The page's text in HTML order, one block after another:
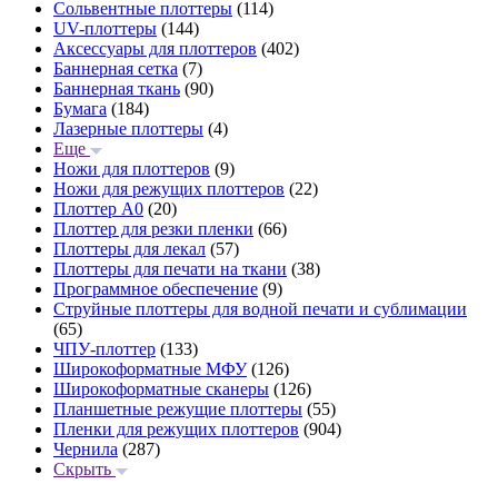
Сольвентные плоттеры (114)
UV-плоттеры (144)
Аксессуары для плоттеров (402)
Баннерная сетка (7)
Баннерная ткань (90)
Бумага (184)
Лазерные плоттеры (4)
Еще
Ножи для плоттеров (9)
Ножи для режущих плоттеров (22)
Плоттер А0 (20)
Плоттер для резки пленки (66)
Плоттеры для лекал (57)
Плоттеры для печати на ткани (38)
Программное обеспечение (9)
Струйные плоттеры для водной печати и сублимации
(65)
ЧПУ-плоттер (133)
Широкоформатные МФУ(126)
Широкоформатные сканеры (126)
Планшетные режущие плоттеры (55)
Пленки для режущих плоттеров (904)
Чернила (287)
Скрыть